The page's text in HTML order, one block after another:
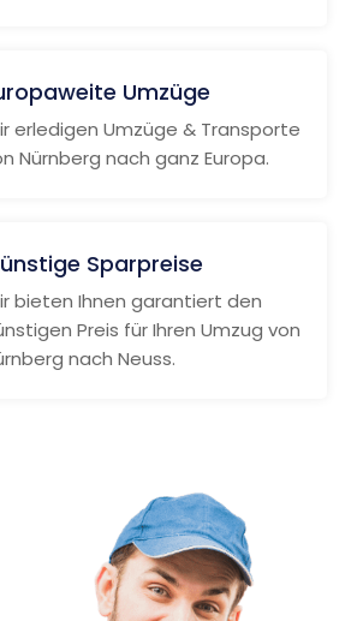
Umzüge
erledigen Umzüge & Transporte
Nürnberg nach ganz Europa.
Sparpreise
bieten Ihnen garantiert den
Preis für Ihren Umzug von
nach Neuss.